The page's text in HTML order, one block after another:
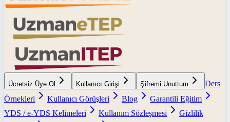
Ücretsiz Üye Ol Kullanıcı Girişi Şifremi Unuttum
Ders
Örnekleri
Kullanıcı Görüşleri Blog
Garantili Eğitim
YDS / e-YDS Kelimeleri
Kullanım Sözleşmesi
Gizlilik